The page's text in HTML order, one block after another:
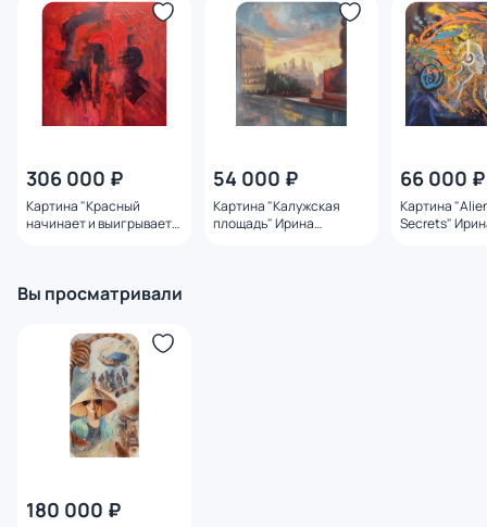
306 000 ₽
Картина "Красный
начинает и выигрывает"
54 000 ₽
Картина "Калужская
площадь" Ирина
66 000 ₽
Картина
Secrets"
Вы просматривали
180 000 ₽